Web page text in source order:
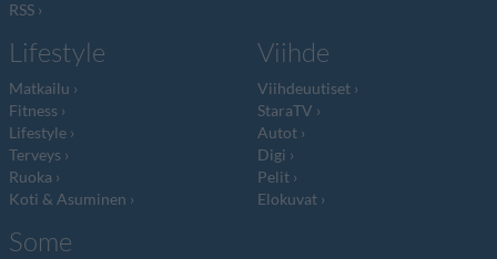
RSS
Lifestyle
Matkailu
Fitness
Lifestyle
Terveys
Ruoka
Koti & Asuminen
Viihde
Viihdeuutiset
StaraTV
Autot
Digi
Pelit
Elokuvat
Some